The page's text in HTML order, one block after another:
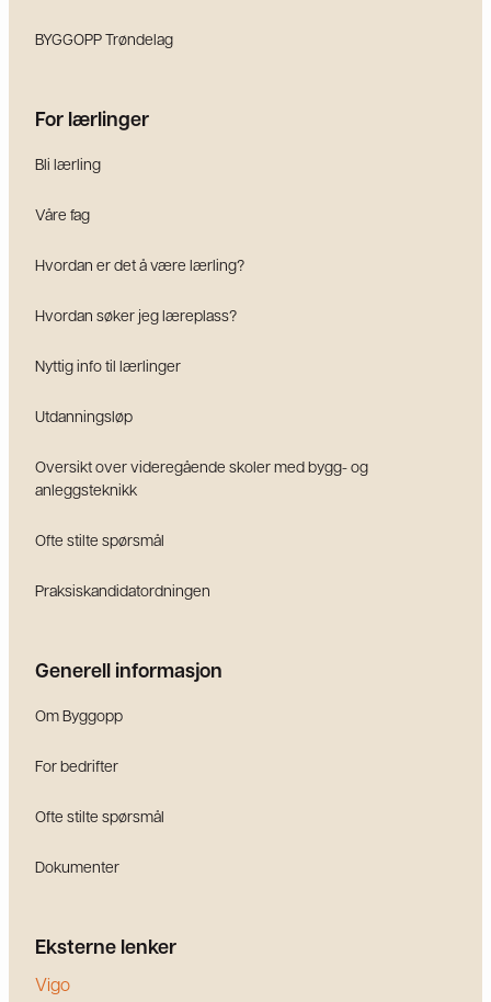
BYGGOPP Trøndelag
For lærlinger
Bli lærling
Våre fag
Hvordan er det å være lærling?
Hvordan søker jeg læreplass?
Nyttig info til lærlinger
Utdanningsløp
Oversikt over videregående skoler med bygg- og
anleggsteknikk
Ofte stilte spørsmål
Praksiskandidatordningen
Generell informasjon
Om Byggopp
For bedrifter
Ofte stilte spørsmål
Dokumenter
Eksterne lenker
Vigo